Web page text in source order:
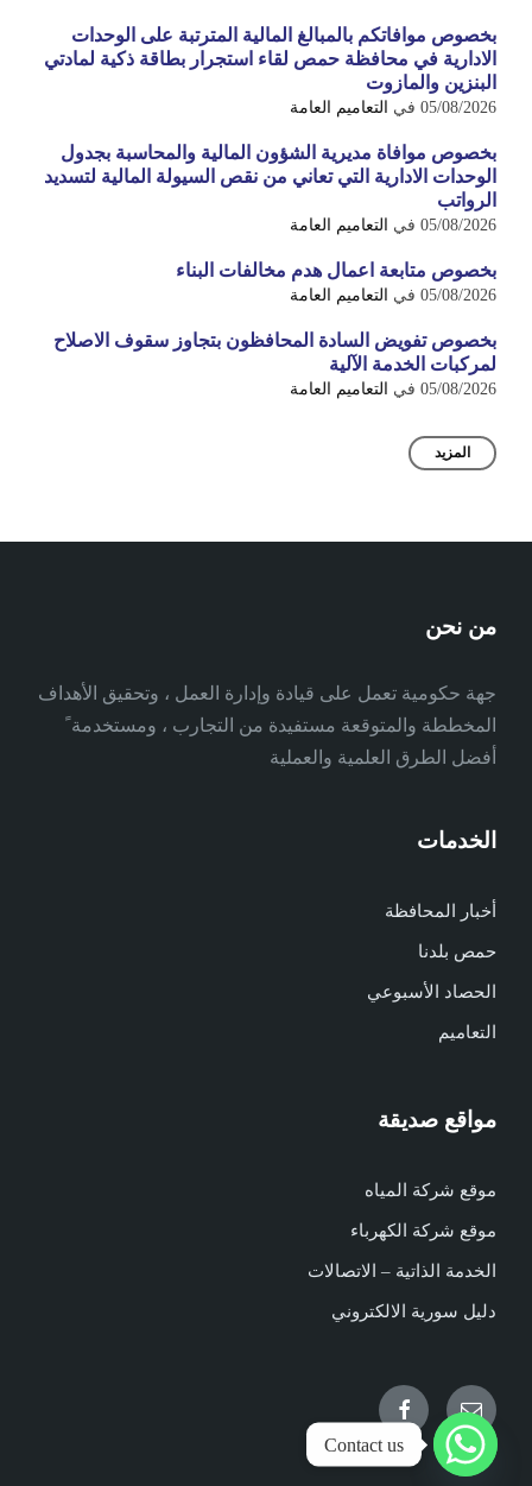
بخصوص موافاتكم بالمبالغ المالية المترتبة على الوحدات
الادارية في محافظة حمص لقاء استجرار بطاقة ذكية لمادتي
البنزين والمازوت
05/08/2026 في التعاميم العامة
بخصوص موافاة مديرية الشؤون المالية والمحاسبة بجدول
الوحدات الادارية التي تعاني من نقص السيولة المالية لتسديد
الرواتب
05/08/2026 في التعاميم العامة
بخصوص متابعة اعمال هدم مخالفات البناء
05/08/2026 في التعاميم العامة
بخصوص تفويض السادة المحافظون بتجاوز سقوف الاصلاح
لمركبات الخدمة الآلية
05/08/2026 في التعاميم العامة
المزيد
من نحن
جهة حكومية تعمل على قيادة وإدارة العمل ، وتحقيق الأهداف
المخططة والمتوقعة مستفيدة من التجارب ، ومستخدمة ً
أفضل الطرق العلمية والعملية
الخدمات
أخبار المحافظة
حمص بلدنا
الحصاد الأسبوعي
التعاميم
مواقع صديقة
موقع شركة المياه
موقع شركة الكهرباء
الخدمة الذاتية – الاتصالات
دليل سورية الالكتروني
Email
Facebook
Contact us